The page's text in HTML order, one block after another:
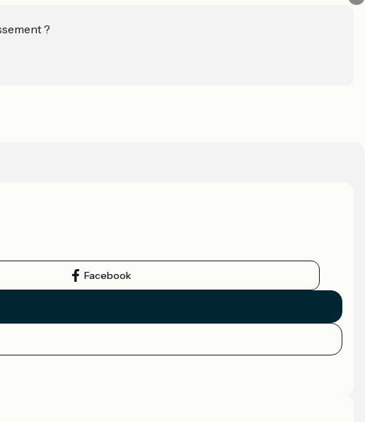
?
Facebook